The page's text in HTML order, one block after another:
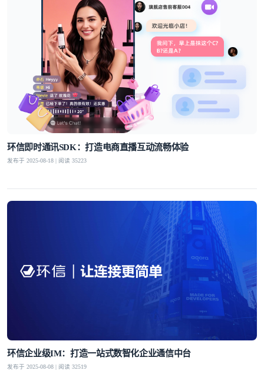
环信即时通讯SDK：打造电商直播互动流畅体验
发布于 2025-08-18 | 阅读 35223
环信企业级IM：打造一站式数智化企业通信中台
发布于 2025-08-08 | 阅读 32519